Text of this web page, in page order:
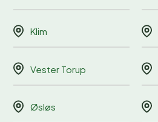
Klim
Vester Torup
Øsløs